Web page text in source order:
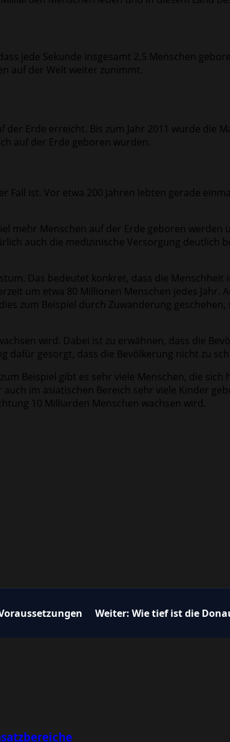
jede Sekunde insgesamt 2,5 Menschen
auf der Welt weiter zunimmt.
Erde erreicht. Bis zum Jahr 2011 wurde die
auf der Erde geboren wurden.
Fall ist. Vor etwa 200 Jahren lebten gerade
mehr Menschen auf der Erde geboren
auch die medizinische Versorgung deutlich
Das bedeutet konkret, dass die
um etwa 80 Millionen Menschen jedes
zum Beispiel durch Zuwanderung
wird. Dabei ist zu erwähnen, dass die
dafür gesorgt, dass die Bevölkerung nicht zu
Beispiel gibt es sehr viele Menschen, die
im asiatischen Bereich sehr viele Kinder
10 Milliarden Menschen wachsen wird.
Weiter: Wie tief ist die